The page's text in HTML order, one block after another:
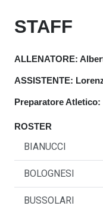
STAFF
ALLENATORE:
ASSISTENTE:
Preparatore
ROSTER
BIANUCCI
BOLOGNESI
BUSSOLARI